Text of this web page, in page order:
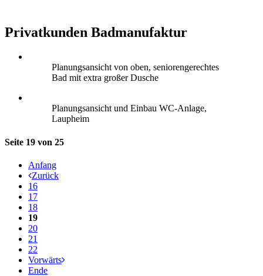
Privatkunden Badmanufaktur
Planungsansicht von oben, seniorengerechtes
Bad mit extra großer Dusche
Planungsansicht und Einbau WC-Anlage,
Laupheim
Seite 19 von 25
Anfang
Zurück
16
17
18
19
20
21
22
Vorwärts
Ende